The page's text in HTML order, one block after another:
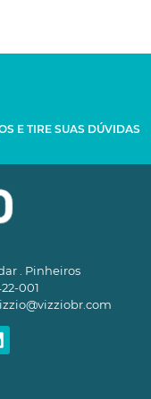
E TIRE SUAS DÚVIDAS
. Pinheiros
001